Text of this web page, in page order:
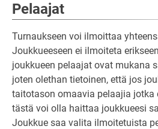
Pelaajat
Turnaukseen voi ilmoittaa
Joukkueeseen ei ilmoiteta
joukkueen pelaajat ovat mukana
joten olethan tietoinen, että jos
taitotason omaavia pelaajia jotka
tästä voi olla haittaa joukkueesi
Joukkue saa valita ilmoitetuista